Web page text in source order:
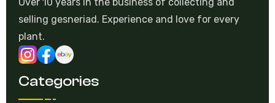
selling gesneriad. Experience and love for every
plant.
Categories